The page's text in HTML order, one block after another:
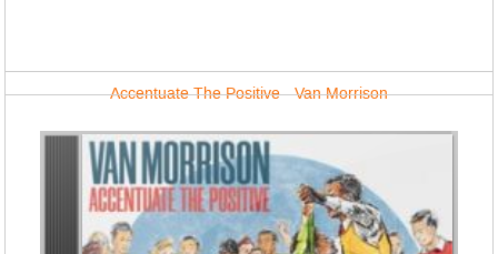
Accentuate The Positive - Van Morrison